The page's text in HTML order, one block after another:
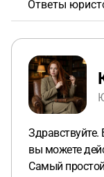
Ответы
Здравствуйте.
вы можете
Самый